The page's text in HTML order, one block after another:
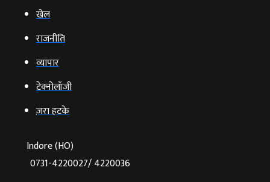
खेल
राजनीति
व्‍यापार
टेक्‍नोलॉजी
ज़रा हटके
Indore (HO)
0731-4220027/ 4220036